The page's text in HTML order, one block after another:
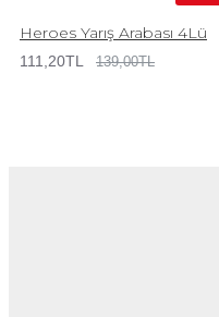
Heroes Yarış Arabası 4Lü
111,20TL 139,00TL